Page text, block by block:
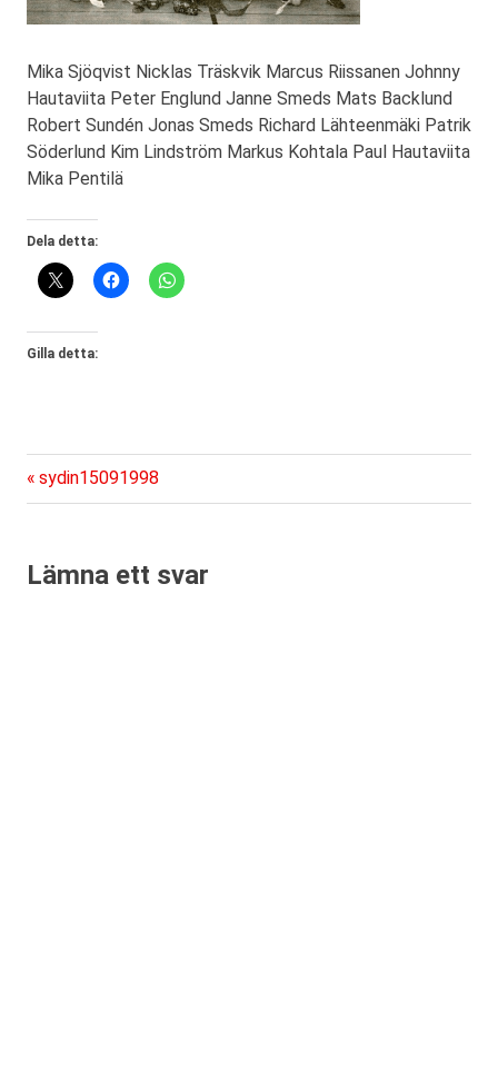
Mika Sjöqvist Nicklas Träskvik Marcus Riissanen Johnny
Hautaviita Peter Englund Janne Smeds Mats Backlund
Robert Sundén Jonas Smeds Richard Lähteenmäki Patrik
Söderlund Kim Lindström Markus Kohtala Paul Hautaviita
Mika Pentilä
Dela detta:
Gilla detta:
Inläggsnavigering
Föregående
inlägg:
sydin15091998
Lämna ett svar